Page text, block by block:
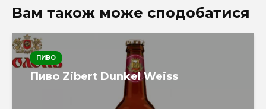
Вам також може сподобатися
ПИВО
Пиво Zibert Dunkel Weiss